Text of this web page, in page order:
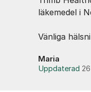
läkemedel i
Vänliga
Maria
Uppdaterad